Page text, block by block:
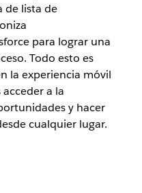
de lista de
para lograr una
Todo esto es
la experiencia móvil
a la
y hacer
cualquier lugar.